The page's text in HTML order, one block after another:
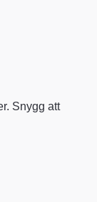
Snygg att